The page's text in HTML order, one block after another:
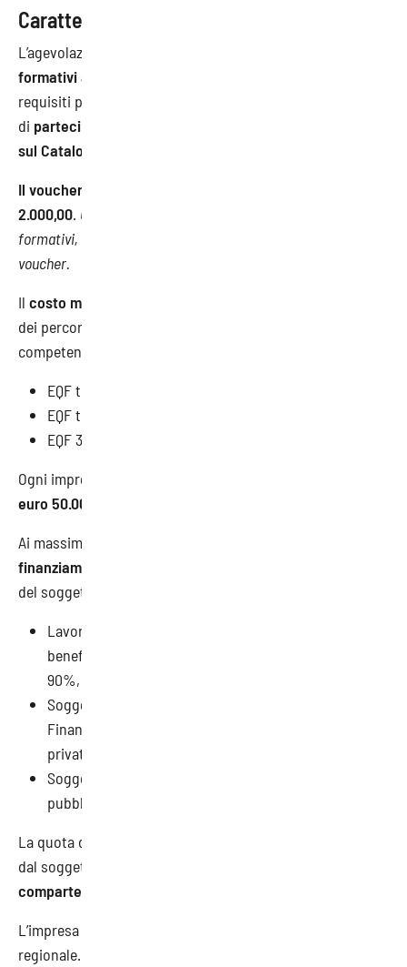
Caratteristiche dell’agevolazione
L’agevolazione è concessa sotto forma di
formativi aziendali destinati ai lavoratori
requisiti previsti. La misura consente ai lavoratori
di partecipare ai corsi di formazione approvati
sul Catalogo regionale
Il voucher ha un valore massimo di euro
2.000,00. Ciascun lavoratore può fruire di uno o più percorsi
formativi, fino al raggiungimento del valore complessivo del
voucher.
Il costo massimo rimborsabile all’impresa
dei percorsi si differenzia in funzione del livello di
competenze da acquisire:
EQF tra 6 e 8: fino a euro 2.000,00 per lavoratore;
EQF tra 4 e 5: fino a euro 1.500,00 per lavoratore;
EQF 3: fino a euro 800,00 per lavoratore.
Ogni impresa avrà a disposizione un
euro 50.000,00 spendibili su base annua
Ai massimali del voucher si applicano le
finanziamento
del soggetto beneficiario e come di seguito illustrato:
Lavoratori autonomi, Liberi professionisti e soggetti
beneficiari fino a 9 addetti: Finanziamento pubblico
90%, Cofinanziamento privato 10%
Soggetti beneficiari da 10 fino a 50 addetti:
Finanziamento pubblico 70%, Cofinanziamento
privato 30%
Soggetti beneficiari da 51 addetti: Finanziamento
pubblico 50%, Cofinanziamento privato 50%
La quota di cofinanziamento privato deve essere coperta
dal soggetto richiedente e
compartecipazione mediante costo del personale
L’impresa può selezionare l’offerta formativa dal Catalogo
regionale. In alternativa è possibile definire